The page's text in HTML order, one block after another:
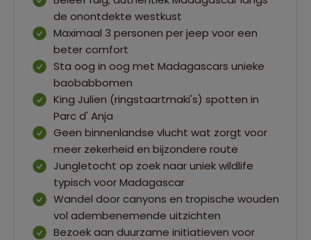
de onontdekte westkust
Maximaal 3 personen per jeep voor een
beter comfort
Sta oog in oog met Madagascars unieke
baobabbomen
King Julien (ringstaartmaki's) spotten in
Parc d' Anja
Geen binnenlandse vlucht wat zorgt voor
meer zekerheid en bijzondere route
Jungletocht op zoek naar uniek wildlife
typisch voor Madagascar
Wandel door canyons en tropische wouden
vol adembenemende uitzichten
Bezoek aan duurzame initiatieven voor